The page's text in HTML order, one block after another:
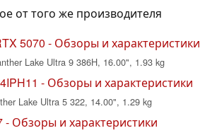
от того же производителя
5070 - Обзоры и характеристики
Lake Ultra 9 386H, 16.00", 1.93 kg
- Обзоры и характеристики
Lake Ultra 5 322, 14.00", 1.29 kg
- Обзоры и характеристики